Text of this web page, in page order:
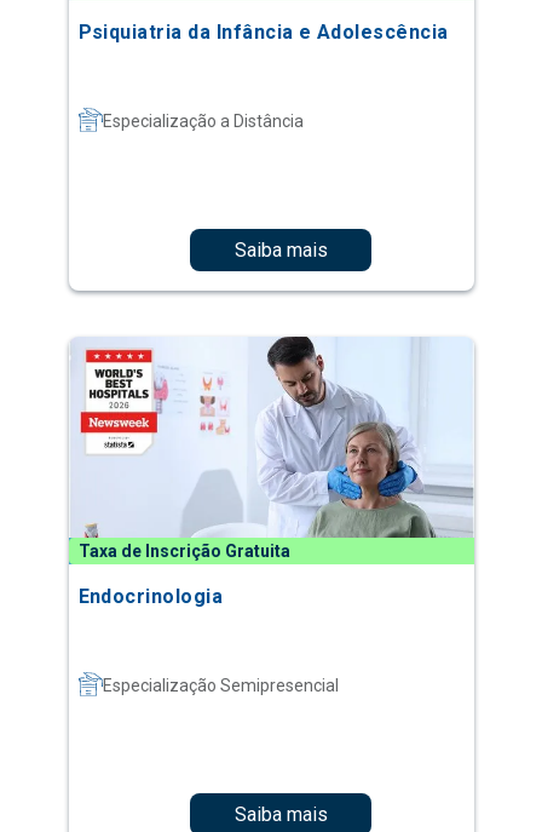
Psiquiatria da Infância e Adolescência
Especialização a Distância
Saiba mais
Taxa de Inscrição Gratuita
Endocrinologia
Especialização Semipresencial
Saiba mais